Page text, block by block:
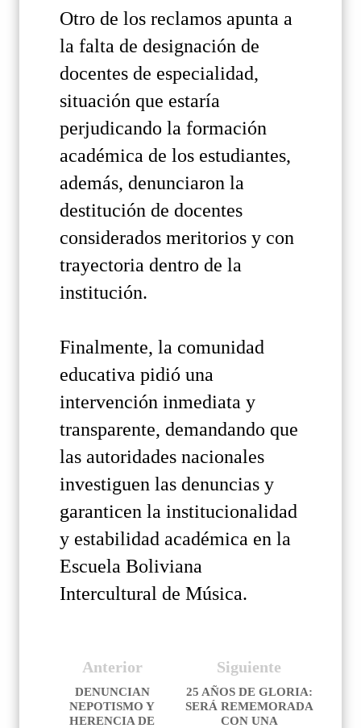
Otro de los reclamos apunta a
la falta de designación de
docentes de especialidad,
situación que estaría
perjudicando la formación
académica de los estudiantes,
además, denunciaron la
destitución de docentes
considerados meritorios y con
trayectoria dentro de la
institución.
Finalmente, la comunidad
educativa pidió una
intervención inmediata y
transparente, demandando que
las autoridades nacionales
investiguen las denuncias y
garanticen la institucionalidad
y estabilidad académica en la
Escuela Boliviana
Intercultural de Música.
Siguiente
25 AÑOS DE GLORIA:
SERÁ REMEMORADA
CON UNA
Anterior
DENUNCIAN
NEPOTISMO Y
HERENCIA DE